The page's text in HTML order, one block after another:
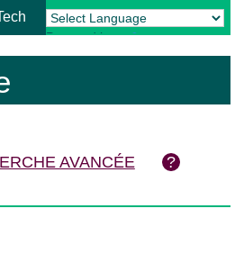
Powered by Translate
AVANCÉE